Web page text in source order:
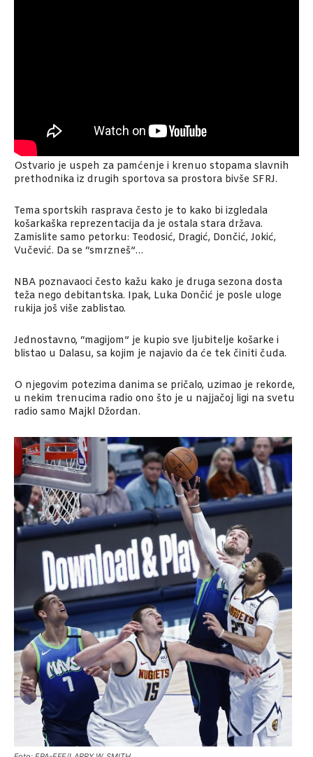
Ostvario je uspeh za pamćenje i krenuo stopama slavnih
prethodnika iz drugih sportova sa prostora bivše SFRJ.
Tema sportskih rasprava često je to kako bi izgledala
košarkaška reprezentacija da je ostala stara država.
Zamislite samo petorku: Teodosić, Dragić, Dončić, Jokić,
Vučević. Da se “smrzneš”…
NBA poznavaoci često kažu kako je druga sezona dosta
teža nego debitantska. Ipak, Luka Dončić je posle uloge
rukija još više zablistao.
Jednostavno, “magijom” je kupio sve ljubitelje košarke i
blistao u Dalasu, sa kojim je najavio da će tek činiti čuda.
O njegovim potezima danima se pričalo, uzimao je rekorde,
u nekim trenucima radio ono što je u najjačoj ligi na svetu
radio samo Majkl Džordan.